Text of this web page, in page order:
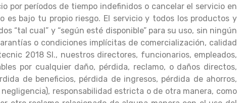
por períodos de tiempo indefinidos o cancelar el servicio en
es bajo tu propio riesgo. El servicio y todos los productos y
“tal cual” y “según esté disponible” para su uso, sin ningún
o condiciones implícitas de comercialización, calidad
2018 Sl., nuestros directores, funcionarios, empleados,
por cualquier daño, pérdida, reclamo, o daños directos,
de beneficios, pérdida de ingresos, pérdida de ahorros,
responsabilidad estricta o de otra manera, como